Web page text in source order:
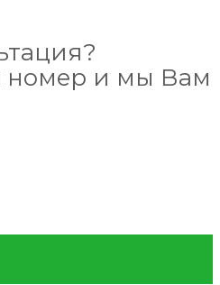
номер и мы Вам